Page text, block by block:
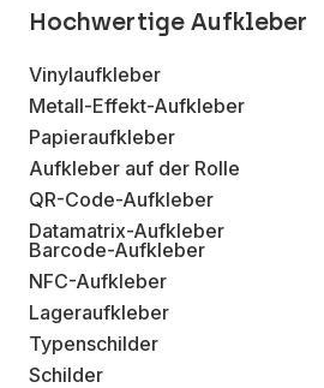
Hochwertige Aufkleber
Vinylaufkleber
Metall-Effekt-Aufkleber
Papieraufkleber
Aufkleber auf der Rolle
QR-Code-Aufkleber
Datamatrix-Aufkleber
Barcode-Aufkleber
NFC-Aufkleber
Lageraufkleber
Typenschilder
Schilder